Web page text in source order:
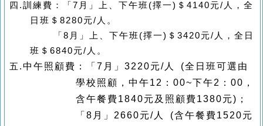
四 .訓練費：「 7 月」上、下午班 (擇一) ＄ 4140元/ 人，全
日班＄ 8280元/ 人。
「8 月」上、下午班 (擇一) ＄3420元/ 人，全日
班＄ 6840元/ 人。
五 .中午照顧費：「 7 月」 3220元/ 人 (全日班可選由
學校照顧，中午12 ：00~下午2 ：00 ，
含午餐費1840元及照顧費1380元) ；
「8 月」 2660元/ 人 (含午餐費1520元